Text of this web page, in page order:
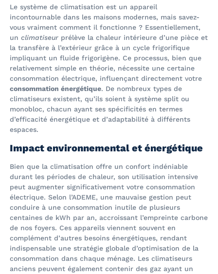
Le système de climatisation est un appareil
incontournable dans les maisons modernes, mais savez-
vous vraiment comment il fonctionne ? Essentiellement,
un climatiseur prélève la chaleur intérieure d’une pièce et
la transfère à l’extérieur grâce à un cycle frigorifique
impliquant un fluide frigorigène. Ce processus, bien que
relativement simple en théorie, nécessite une certaine
consommation électrique, influençant directement votre
consommation énergétique. De nombreux types de
climatiseurs existent, qu’ils soient à système split ou
monobloc, chacun ayant ses spécificités en termes
d’efficacité énergétique et d’adaptabilité à différents
espaces.
Impact environnemental et énergétique
Bien que la climatisation offre un confort indéniable
durant les périodes de chaleur, son utilisation intensive
peut augmenter significativement votre consommation
électrique. Selon l’ADEME, une mauvaise gestion peut
conduire à une consommation inutile de plusieurs
centaines de kWh par an, accroissant l’empreinte carbone
de nos foyers. Ces appareils viennent souvent en
complément d’autres besoins énergétiques, rendant
indispensable une stratégie globale d’optimisation de la
consommation dans chaque ménage. Les climatiseurs
anciens peuvent également contenir des gaz ayant un